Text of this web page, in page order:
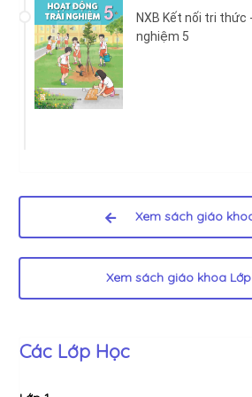
NXB Kết nối tri thức
nghiệm 5
Xem sách giáo
Xem sách giáo khoa
Các Lớp Học